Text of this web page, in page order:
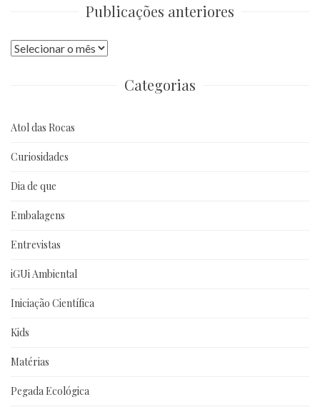
Publicações anteriores
Publicações
Categorias
Atol das Rocas
Curiosidades
Dia de que
Embalagens
Entrevistas
iGUi Ambiental
Iniciação Científica
Kids
Matérias
Pegada Ecológica